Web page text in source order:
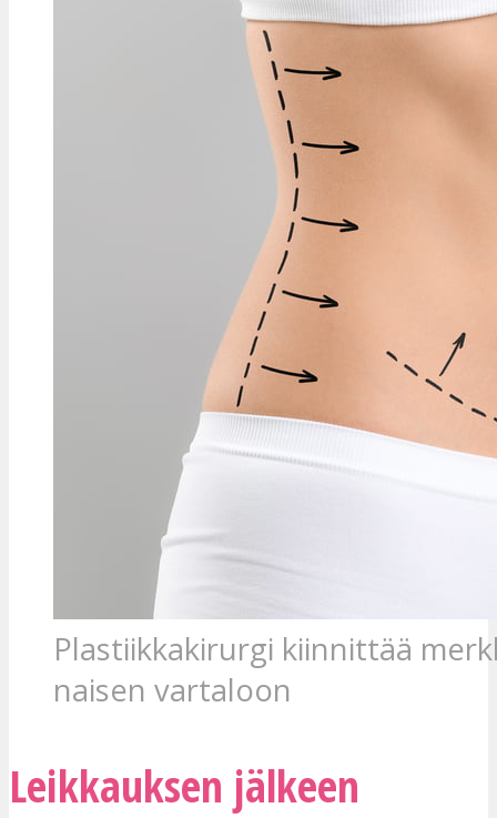
Plastiikkakirurgi kiinnittää
naisen vartaloon
Leikkauksen jälkeen